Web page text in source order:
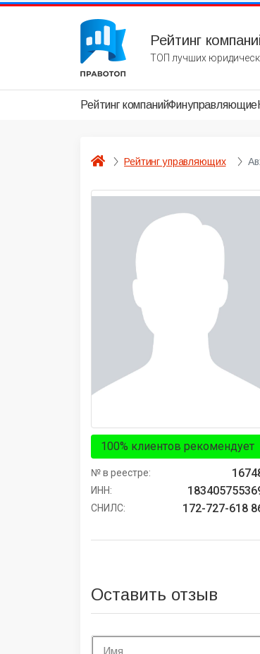
Рейтинг
ТОП лучших
Рейтинг компанийФинуправляющие
Рейтинг управляющих
100% клиентов рекомендует
№ в реестре:
ИНН:
СНИЛС: 172-727-618
Оставить отзыв